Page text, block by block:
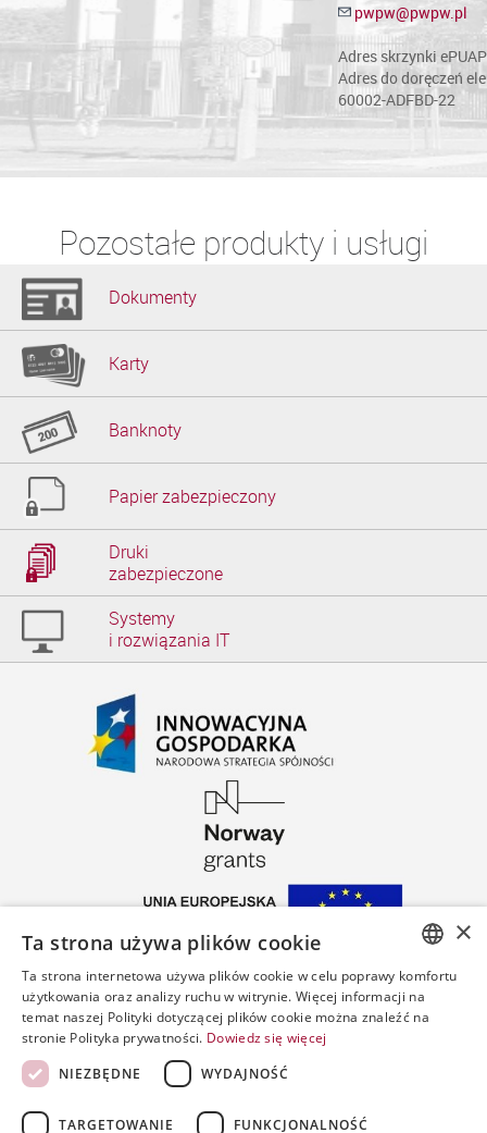
pwpw@pwpw.pl
Adres skrzynki
Adres do doręczeń
60002-ADFBD-22
Pozostałe produkty i usługi
Dokumenty
Karty
Banknoty
Papier zabezpieczony
Druki
zabezpieczone
Systemy
i rozwiązania IT
ENGLISH
×
Ta strona używa plików cookie
Ta strona internetowa używa plików cookie w celu poprawy komfortu
użytkowania oraz analizy ruchu w witrynie. Więcej informacji na
temat naszej Polityki dotyczącej plików cookie można znaleźć na
stronie Polityka prywatności. Dowiedz się więcej
NIEZBĘDNE
WYDAJNOŚĆ
TARGETOWANIE FUNKCJONALNOŚĆ